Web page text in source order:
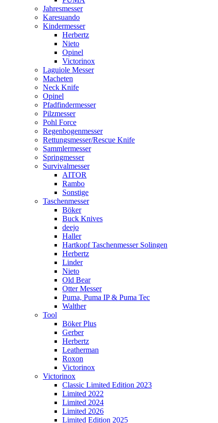
Jahresmesser
Karesuando
Kindermesser
Herbertz
Nieto
Opinel
Victorinox
Laguiole Messer
Macheten
Neck Knife
Opinel
Pfadfindermesser
Pilzmesser
Pohl Force
Regenbogenmesser
Rettungsmesser/Rescue Knife
Sammlermesser
Springmesser
Survivalmesser
AITOR
Rambo
Sonstige
Taschenmesser
Böker
Buck Knives
deejo
Haller
Hartkopf Taschenmesser Solingen
Herbertz
Linder
Nieto
Old Bear
Otter Messer
Puma, Puma IP & Puma Tec
Walther
Tool
Böker Plus
Gerber
Herbertz
Leatherman
Roxon
Victorinox
Victorinox
Classic Limited Edition 2023
Limited 2022
Limited 2024
Limited 2026
Limited Edition 2025